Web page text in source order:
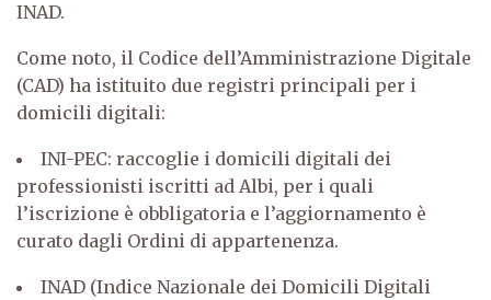
INAD.
Come noto, il Codice dell’Amministrazione Digitale
(CAD) ha istituito due registri principali per i
domicili digitali:
INI-PEC: raccoglie i domicili digitali dei
professionisti iscritti ad Albi, per i quali
l’iscrizione è obbligatoria e l’aggiornamento è
curato dagli Ordini di appartenenza.
INAD (Indice Nazionale dei Domicili Digitali